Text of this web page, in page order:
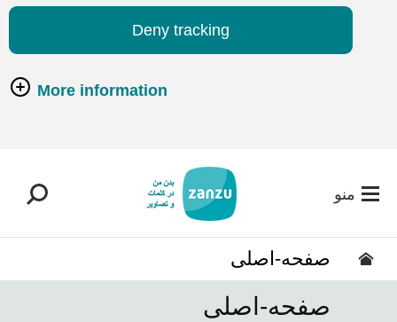
Deny tracking
More information
منو
صفحه-اصلی
صفحه-اصلی